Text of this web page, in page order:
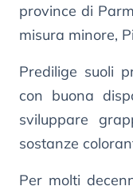
province di
misura minore,
Predilige suoli
con buona
sviluppare
sostanze
Per molti